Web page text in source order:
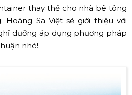
thay thế cho nhà bê tông
Sa Việt sẽ giới thiệu với
dưỡng áp dụng phương pháp
nhé!